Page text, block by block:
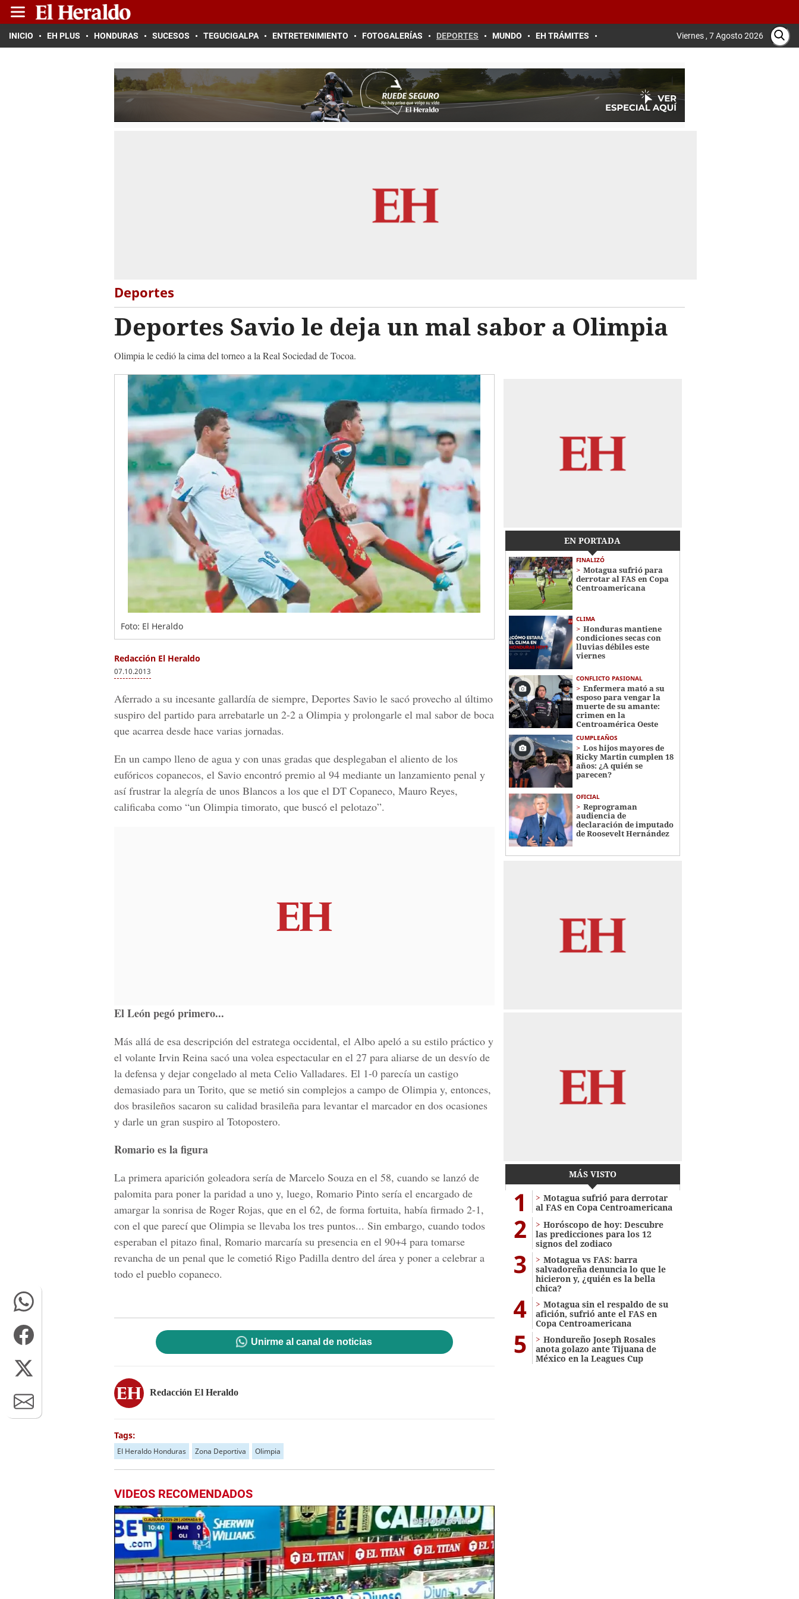
INICIO EH PLUS HONDURAS SUCESOS TEGUCIGALPA ENTRETENIMIENTO FOTOGALERÍAS DEPORTES MUNDO EH TRÁMITES Viernes , 7 Agosto 2026
Deportes
Deportes Savio le deja un mal sabor a Olimpia
Olimpia le cedió la cima del torneo a la Real Sociedad de Tocoa.
Foto: El Heraldo
Redacción El Heraldo
07.10.2013
Aferrado a su incesante gallardía de siempre, Deportes Savio le sacó provecho al último
suspiro del partido para arrebatarle un 2-2 a Olimpia y prolongarle el mal sabor de boca
que acarrea desde hace varias jornadas.
En un campo lleno de agua y con unas gradas que desplegaban el aliento de los
eufóricos copanecos, el Savio encontró premio al 94 mediante un lanzamiento penal y
así frustrar la alegría de unos Blancos a los que el DT Copaneco, Mauro Reyes,
calificaba como “un Olimpia timorato, que buscó el pelotazo”.
El León pegó primero...
Más allá de esa descripción del estratega occidental, el Albo apeló a su estilo práctico y
el volante Irvin Reina sacó una volea espectacular en el 27 para aliarse de un desvío de
la defensa y dejar congelado al meta Celio Valladares. El 1-0 parecía un castigo
demasiado para un Torito, que se metió sin complejos a campo de Olimpia y, entonces,
dos brasileños sacaron su calidad brasileña para levantar el marcador en dos ocasiones
y darle un gran suspiro al Totopostero.
Romario es la figura
La primera aparición goleadora sería de Marcelo Souza en el 58, cuando se lanzó de
palomita para poner la paridad a uno y, luego, Romario Pinto sería el encargado de
amargar la sonrisa de Roger Rojas, que en el 62, de forma fortuita, había firmado 2-1,
con el que parecí que Olimpia se llevaba los tres puntos... Sin embargo, cuando todos
esperaban el pitazo final, Romario marcaría su presencia en el 90+4 para tomarse
revancha de un penal que le cometió Rigo Padilla dentro del área y poner a celebrar a
todo el pueblo copaneco.
Unirme al canal de noticias
Redacción El Heraldo
Tags:
El Heraldo Honduras Zona Deportiva Olimpia
VIDEOS RECOMENDADOS
EN PORTADA
FINALIZÓ
Motagua sufrió para
derrotar al FAS en Copa
Centroamericana
CLIMA
Honduras mantiene
condiciones secas con
lluvias débiles este
viernes
CONFLICTO PASIONAL
Enfermera mató a su
esposo para vengar la
muerte de su amante:
crimen en la
Centroamérica Oeste
CUMPLEAÑOS
Los hijos mayores de
Ricky Martin cumplen 18
años: ¿A quién se
parecen?
OFICIAL
Reprograman
audiencia de
declaración de imputado
de Roosevelt Hernández
MÁS VISTO
1
Motagua sufrió para derrotar
al FAS en Copa Centroamericana
2
Horóscopo de hoy: Descubre
las predicciones para los 12
signos del zodiaco
3
Motagua vs FAS: barra
salvadoreña denuncia lo que le
hicieron y, ¿quién es la bella
chica?
4
Motagua sin el respaldo de su
afición, sufrió ante el FAS en
Copa Centroamericana
5
Hondureño Joseph Rosales
anota golazo ante Tijuana de
México en la Leagues Cup